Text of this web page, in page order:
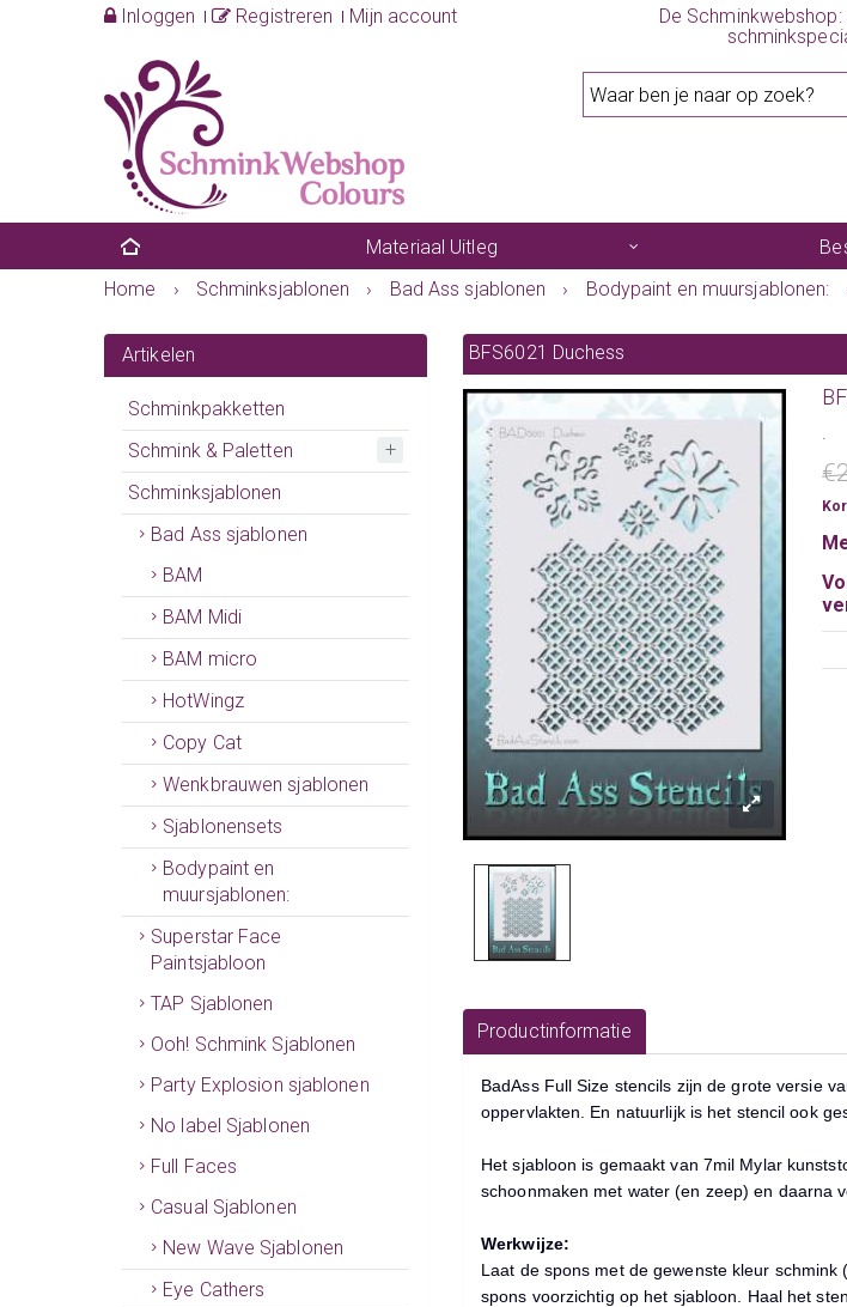
Inloggen Registreren Mijn account
De
Materiaal Uitleg
Home
› Schminksjablonen › Bad Ass sjablonen › Bodypaint en muursjablonen:
Artikelen
Schminkpakketten
Schmink & Paletten
Schminksjablonen
Bad Ass sjablonen
BAM
BAM Midi
BAM micro
HotWingz
Copy Cat
Wenkbrauwen sjablonen
Sjablonensets
Bodypaint en
muursjablonen:
Superstar Face
Paintsjabloon
TAP Sjablonen
Ooh! Schmink Sjablonen
Party Explosion sjablonen
No label Sjablonen
Full Faces
Casual Sjablonen
New Wave Sjablonen
Eye Cathers
BFS6021 Duchess
.
Productinformatie
BadAss Full Size stencils zijn de grote versie
oppervlakten. En natuurlijk is het stencil ook
Het sjabloon is gemaakt van 7mil Mylar
schoonmaken met water (en zeep) en daarna
Werkwijze:
Laat de spons met de gewenste kleur
spons voorzichtig op het sjabloon. Haal het